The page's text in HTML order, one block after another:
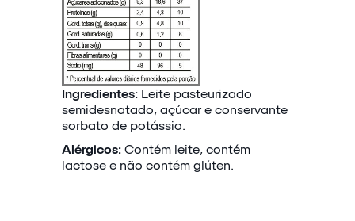
Ingredientes: Leite pasteurizado
semidesnatado, açúcar e conservante
sorbato de potássio.
Alérgicos: Contém leite, contém
lactose e não contém glúten.